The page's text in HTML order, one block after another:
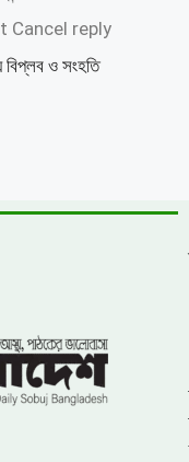
মাহমুদের আইনি
মদ জব্দ, মূল্য
চক্ষু ক্যাম্প, ৭০০